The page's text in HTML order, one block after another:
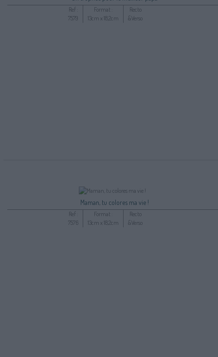
Ref :
7579
Format :
13cm x 18,2cm
Recto
&Verso
Maman, tu colores ma vie !
Ref :
7576
Format :
13cm x 18,2cm
Recto
&Verso